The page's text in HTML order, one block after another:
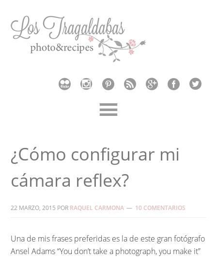
¿Cómo configurar mi
cámara reflex?
22 MARZO, 2015 POR RAQUEL CARMONA 10 COMENTARIOS
Una de mis frases preferidas es la de este gran fotógrafo
Ansel Adams “You don’t take a photograph, you make it”